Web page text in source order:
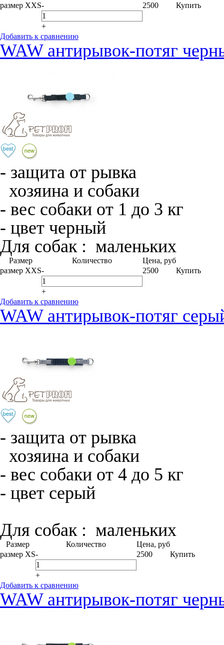
размер XXS-
+
2500 Купить
Добавить к сравнению
WAW антирывок-потяг
- защита от рывка
хозяина и собаки
- вес собаки от 1 до 3 кг
- цвет черный
Для собак : маленьких
Размер Количество
Цена, руб
размер XXS-
+
2500 Купить
Добавить к сравнению
WAW антирывок-потяг
- защита от рывка
хозяина и собаки
- вес собаки от 4 до 5 кг
- цвет серый
Для собак : маленьких
Размер Количество
Цена, руб
размер XS-
+
2500 Купить
Добавить к сравнению
WAW антирывок-потяг